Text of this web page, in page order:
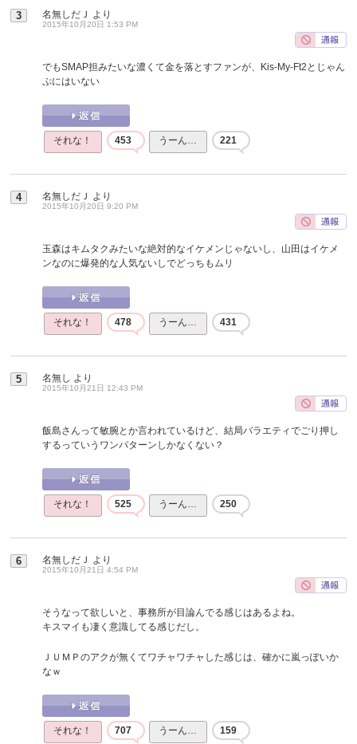
3 名無しだＪ より
2015年10月20日 1:53 PM
でもSMAP担みたいな濃くて金を落とすファンが、Kis-My-Ft2とじゃん
ぷにはいない
それな！ 453 うーん… 221
4 名無しだＪ より
2015年10月20日 9:20 PM
玉森はキムタクみたいな絶対的なイケメンじゃないし、山田はイケメ
ンなのに爆発的な人気ないしでどっちもムリ
それな！ 478 うーん… 431
5 名無し より
2015年10月21日 12:43 PM
飯島さんって敏腕とか言われているけど、結局バラエティでごり押し
するっていうワンパターンしかなくない？
それな！ 525 うーん… 250
6 名無しだＪ より
2015年10月21日 4:54 PM
そうなって欲しいと、事務所が目論んでる感じはあるよね。
キスマイも凄く意識してる感じだし。
ＪＵＭＰのアクが無くてワチャワチャした感じは、確かに嵐っぽいか
なｗ
それな！ 707 うーん… 159